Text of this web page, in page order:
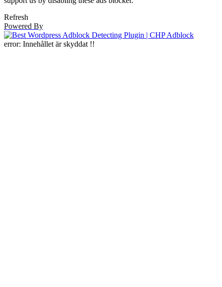
Refresh
Powered By
error: Innehållet är skyddat !!